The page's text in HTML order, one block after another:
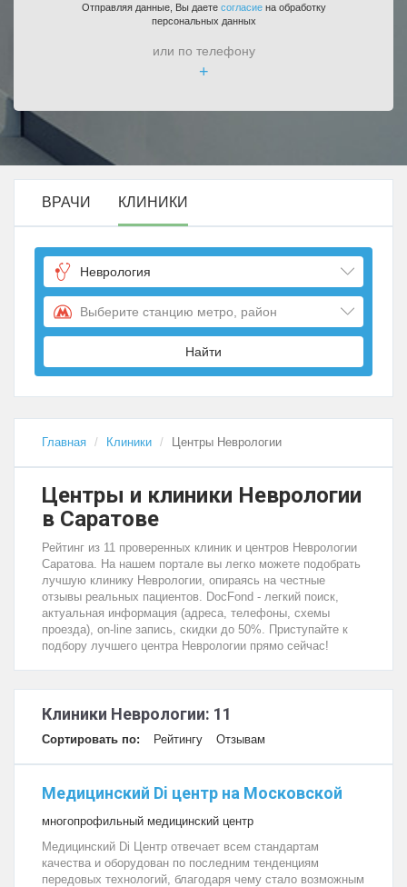
Отправляя данные, Вы даете согласиена обработку
персональных данных
или по телефону
+
ВРАЧИ КЛИНИКИ
Неврология
Выберите станцию метро, район
Найти
Главная Клиники Центры Неврологии
Центры и клиники Неврологии
в Саратове
Рейтинг из 11 проверенных клиник и центров Неврологии
Саратова. На нашем портале вы легко можете подобрать
лучшую клинику Неврологии, опираясь на честные
отзывы реальных пациентов. DocFond - легкий поиск,
актуальная информация (адреса, телефоны, схемы
проезда), on-line запись, скидки до 50%. Приступайте к
подбору лучшего центра Неврологии прямо сейчас!
Клиники Неврологии: 11
Сортировать по: Рейтингу Отзывам
Медицинский Di центр на Московской
многопрофильный медицинский центр
Медицинский Di Центр отвечает всем стандартам
качества и оборудован по последним тенденциям
передовых технологий, благодаря чему стало возможным